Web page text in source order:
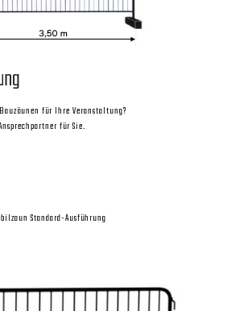
Standard-Ausführung
für Ihre Veranstaltung?
für Sie.
Standard-Ausführung